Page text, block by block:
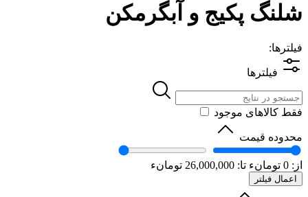
شلنگ پکیج و آبگرمکن
فیلترها:
فیلترها
فقط کالاهای موجود
محدوده قیمت
از: 0 تومانء تا: 26,000,000 تومانء
اعمال فیلتر